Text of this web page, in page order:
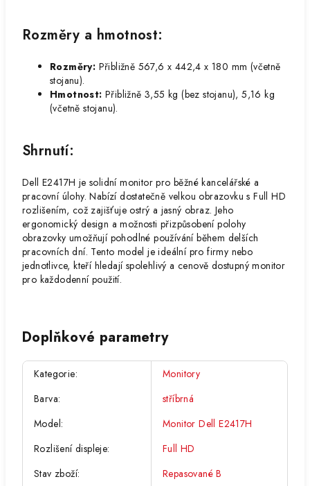
Rozměry a hmotnost:
Rozměry: Přibližně 567,6 x 442,4 x 180 mm (včetně
stojanu).
Hmotnost: Přibližně 3,55 kg (bez stojanu), 5,16 kg
(včetně stojanu).
Shrnutí:
Dell E2417H je solidní monitor pro běžné kancelářské a
pracovní úlohy. Nabízí dostatečně velkou obrazovku s Full HD
rozlišením, což zajišťuje ostrý a jasný obraz. Jeho
ergonomický design a možnosti přizpůsobení polohy
obrazovky umožňují pohodlné používání během delších
pracovních dní. Tento model je ideální pro firmy nebo
jednotlivce, kteří hledají spolehlivý a cenově dostupný monitor
pro každodenní použití.
Doplňkové parametry
Kategorie:
Monitory
Barva:
stříbrná
Model:
Monitor Dell E2417H
Rozlišení displeje:
Full HD
Stav zboží: Repasované B